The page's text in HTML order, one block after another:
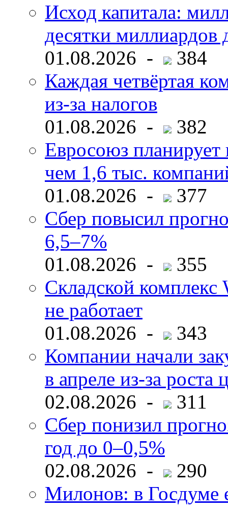
Исход капитала:
десятки миллиардов
01.08.2026 -
384
Каждая четвёртая
из-за налогов
01.08.2026 -
382
Евросоюз планирует
чем 1,6 тыс.
01.08.2026 -
377
Сбер повысил
6,5–7%
01.08.2026 -
355
Складской комплекс
не работает
01.08.2026 -
343
Компании начали
в апреле из-за роста
02.08.2026 -
311
Сбер понизил
год до 0–0,5%
02.08.2026 -
290
Милонов: в Госдуме